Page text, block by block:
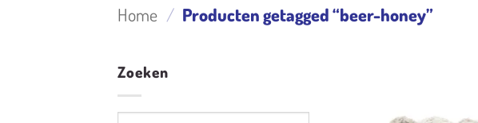
Home / Producten getagged “beer-honey”
Zoeken